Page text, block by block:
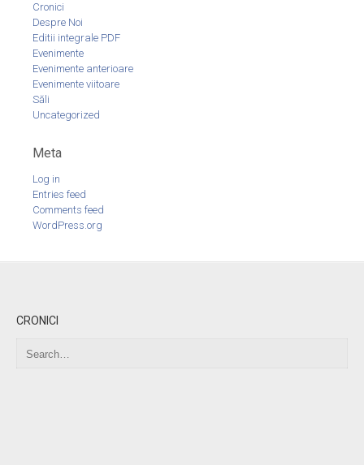
Cronici
Despre Noi
Editii integrale PDF
Evenimente
Evenimente anterioare
Evenimente viitoare
Săli
Uncategorized
Meta
Log in
Entries feed
Comments feed
WordPress.org
CRONICI